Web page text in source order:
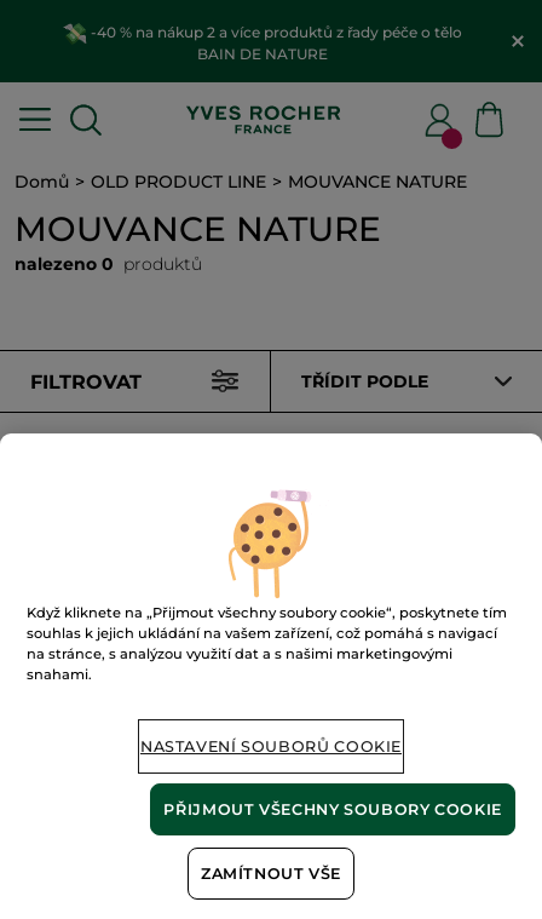
-40 % na nákup 2 a více produktů z řady péče o tělo
BAIN DE NATURE
Domů OLD PRODUCT LINE MOUVANCE NATURE
MOUVANCE NATURE
nalezeno 0 produktů
FILTROVAT TŘÍDIT PODLE
Zobrazit více
OLD PRODUCT LINE LES DEODORANTS NAT.
Když kliknete na „Přijmout všechny soubory cookie“, poskytnete tím
souhlas k jejich ukládání na vašem zařízení, což pomáhá s navigací
na stránce, s analýzou využití dat a s našimi marketingovými
snahami.
NASTAVENÍ SOUBORŮ COOKIE
ZAMÍTNOUT VŠE
PŘIJMOUT VŠECHNY SOUBORY COOKIE